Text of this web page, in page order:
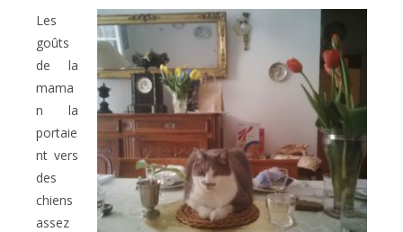
Les
goûts
de la
mama
n la
portaie
nt vers
des
chiens
assez